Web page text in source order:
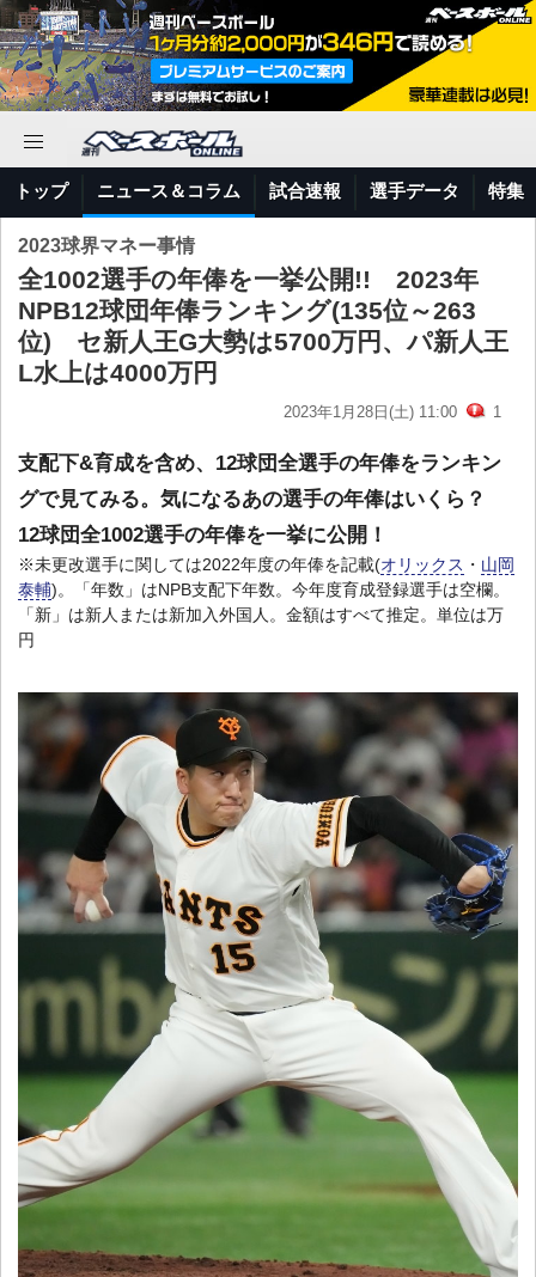
トップ ニュース＆コラム 試合速報 選手データ 特集
2023球界マネー事情
全1002選手の年俸を一挙公開!! 2023年
NPB12球団年俸ランキング(135位～263
位) セ新人王G大勢は5700万円、パ新人王
L水上は4000万円
2023年1月28日(土) 11:00 1
支配下&育成を含め、12球団全選手の年俸をランキン
グで見てみる。気になるあの選手の年俸はいくら？
12球団全1002選手の年俸を一挙に公開！
※未更改選手に関しては2022年度の年俸を記載(オリックス ・ 山岡
泰輔)。「年数」はNPB支配下年数。今年度育成登録選手は空欄。
「新」は新人または新加入外国人。金額はすべて推定。単位は万
円